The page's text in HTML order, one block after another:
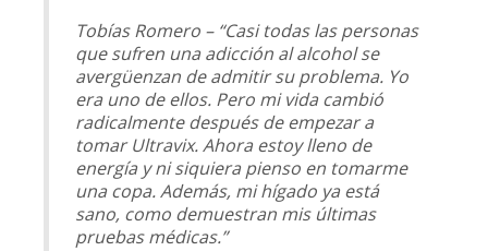
Tobías Romero – “Casi todas las personas
que sufren una adicción al alcohol se
avergüenzan de admitir su problema. Yo
era uno de ellos. Pero mi vida cambió
radicalmente después de empezar a
tomar Ultravix. Ahora estoy lleno de
energía y ni siquiera pienso en tomarme
una copa. Además, mi hígado ya está
sano, como demuestran mis últimas
pruebas médicas.”